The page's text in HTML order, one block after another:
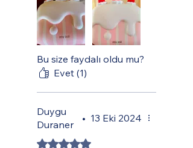
Bu size faydalı oldu mu?
Evet (1)
Duygu
Duraner
• 13 Eki 2024
5 üzerinden 5 yıldız